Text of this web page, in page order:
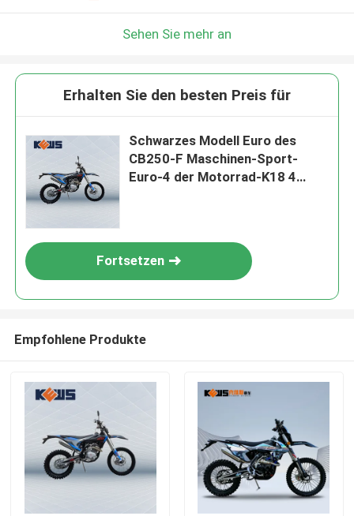
Sehen Sie mehr an
Erhalten Sie den besten Preis für
Schwarzes Modell Euro des
CB250-F Maschinen-Sport-
Euro-4 der Motorrad-K18 4
Fortsetzen
Empfohlene Produkte